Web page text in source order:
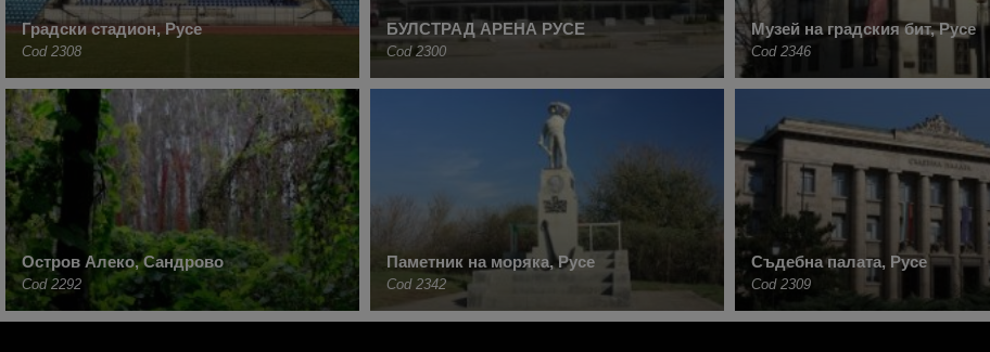
Градски стадион, Русе
Cod 2308
БУЛСТРАД АРЕНА РУСЕ
Cod 2300
Музей на градския бит, Русе
Cod 2346
Остров Алеко, Сандрово
Cod 2292
Паметник на моряка, Русе
Cod 2342
Съдебна палата, Русе
Cod 2309